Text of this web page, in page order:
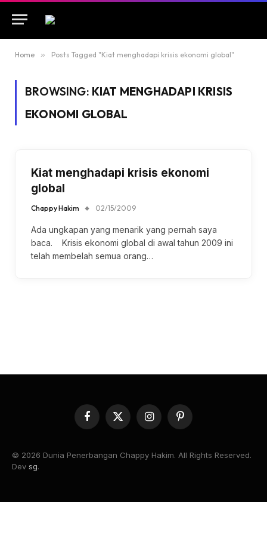
Home » Posts Tagged "Kiat menghadapi krisis ekonomi global"
BROWSING: KIAT MENGHADAPI KRISIS
EKONOMI GLOBAL
Kiat menghadapi krisis ekonomi
global
Chappy Hakim 02/15/2009
Ada ungkapan yang menarik yang pernah saya
baca. Krisis ekonomi global di awal tahun 2009 ini
telah membelah semua orang…
Facebook
X
(Twitter)
InstagramPinterest
© 2026 Dunia Penerbangan Chappy Hakim. All Rights Reserved.
Dev sg.